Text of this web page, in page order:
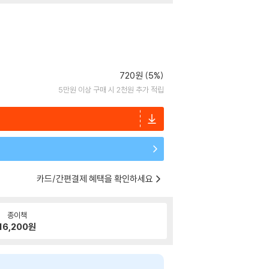
720원 (5%)
5만원 이상 구매 시 2천원 추가 적립
카드/간편결제 혜택을 확인하세요
종이책
원